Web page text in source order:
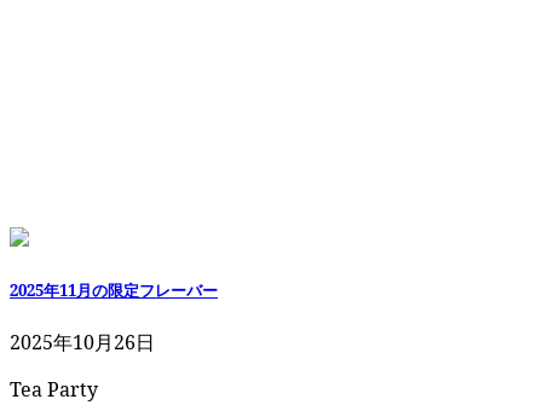
2025年11月の限定フレーバー
2025年10月26日
Tea Party